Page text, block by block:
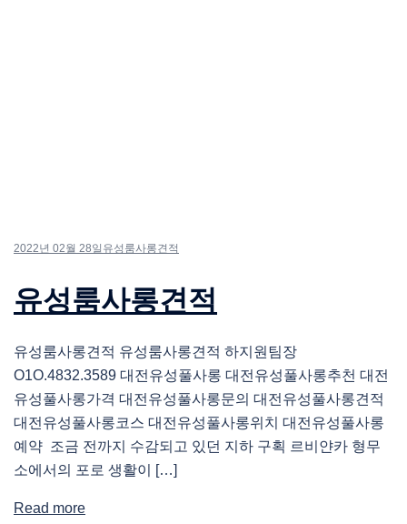
2022년 02월 28일 유성룸사롱견적
유성룸사롱견적
유성룸사롱견적 유성룸사롱견적 하지원팀장
O1O.4832.3589 대전유성풀사롱 대전유성풀사롱추천 대전
유성풀사롱가격 대전유성풀사롱문의 대전유성풀사롱견적
대전유성풀사롱코스 대전유성풀사롱위치 대전유성풀사롱
예약 조금 전까지 수감되고 있던 지하 구획 르비얀카 형무
소에서의 포로 생활이 […]
Read more